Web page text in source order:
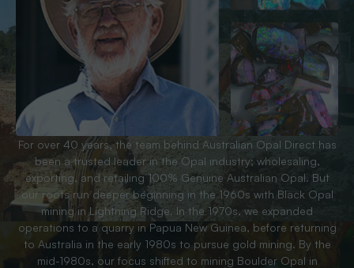
For over 40 years, the team behind Australian Opal Direct has
been a trusted leader in the Opal industry; wholesaling,
exporting, and retailing 100% Genuine Australian Opal. But
our roots run deeper beginning in the 1960s with Black Opal
mining in Lightning Ridge. In the 1970s, we expanded
operations to a quarry in Papua New Guinea, before returning
to Australia in the early 1980s to pursue gold mining. By the
mid-1980s, our focus shifted to mining Boulder Opal in